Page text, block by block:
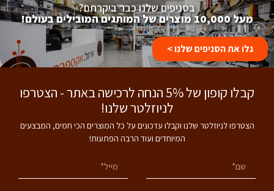
בסניפים שלנו כבר ביקרתם?
מעל 10,000 מוצרים של המותגים המובילים בעולם!
גלו את הסניפים שלנו >
קבלו קופון של 5% הנחה לרכישה באתר - הצטרפו
לניוזלטר שלנו!
הצטרפו לניוזלטר שלנו וקבלו עדכונים על כל המוצרים הכי חמים, המבצעים
המיוחדים ועוד הרבה הפתעות!